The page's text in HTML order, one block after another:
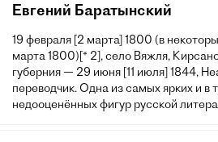
Евгений Баратынский
19 февраля [2 марта] 1800 (в
марта 1800)[* 2], село Вяжля,
губерния — 29 июня [11 июля] 1844,
переводчик. Одна из самых ярких и в
недооценённых фигур русской